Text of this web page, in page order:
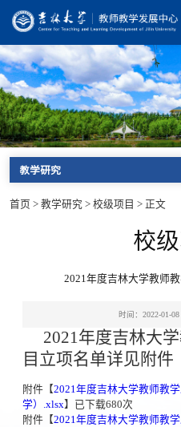
教学研究
首页 > 教学研究 > 校级项目 > 正文
校
2021年度吉林大学教师
时间：2022-01-08
2021年度吉林大
目立项名单详见附件
附件【2021年度吉林大学教师教
学）.xlsx】已下载680次
附件【2021年度吉林大学教师教